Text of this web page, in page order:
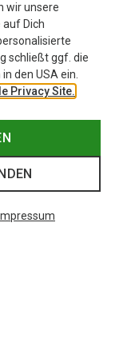
wir unsere
Dich
schließt ggf. die
den USA ein.
Privacy Site.
Impressum